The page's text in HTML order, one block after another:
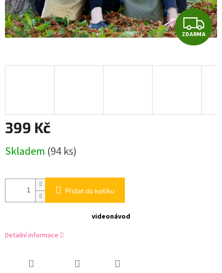
Z
D
A
ZDARMA
399 Kč
cena:
Skladem (94 ks)
Přidat do košíku
videonávod
Detailní informace